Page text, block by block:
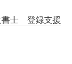
士 登録支援